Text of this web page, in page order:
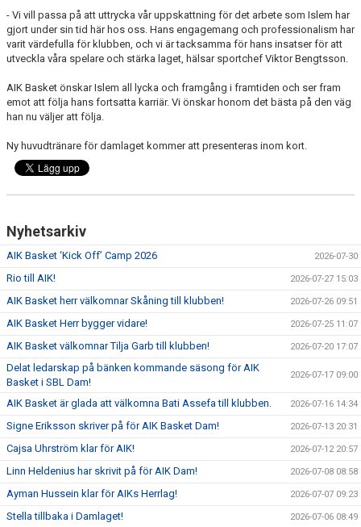
BLI MEDLEM
FRITIDSKORTET
PARTNERS
KÖP BILJETTER
SHOP
AIK.SE
- Vi vill passa på att uttrycka vår uppskattning för det arbete som Islem har
gjort under sin tid här hos oss. Hans engagemang och professionalism har
varit värdefulla för klubben, och vi är tacksamma för hans insatser för att
utveckla våra spelare och stärka laget, hälsar sportchef Viktor Bengtsson.
AIK Basket önskar Islem all lycka och framgång i framtiden och ser fram
emot att följa hans fortsatta karriär. Vi önskar honom det bästa på den väg
han nu väljer att följa.
Ny huvudtränare för damlaget kommer att presenteras inom kort.
Nyhetsarkiv
AIK Basket ‘Kick Off’ Camp 2026 2026-07-30
Rio till AIK! 2026-07-27 15:03
AIK Basket herr välkomnar Skåning till klubben! 2026-07-26 09:51
AIK Basket Herr bygger vidare! 2026-07-25 11:07
AIK Basket välkomnar Tilja Garb till klubben! 2026-07-20 17:07
Delat ledarskap på bänken kommande säsong för AIK
Basket i SBL Dam!
2026-07-17 09:00
AIK Basket är glada att välkomna Bati Assefa till klubben. 2026-07-16 14:34
Signe Eriksson skriver på för AIK Basket Dam! 2026-07-13 20:31
Cajsa Uhrström klar för AIK! 2026-07-12 20:57
Linn Heldenius har skrivit på för AIK Dam! 2026-07-08 08:58
Ayman Hussein klar för AIKs Herrlag! 2026-07-07 09:23
Stella tillbaka i Damlaget! 2026-07-06 08:49